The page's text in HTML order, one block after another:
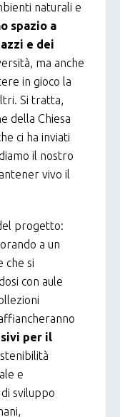
naturali e
spazio a
e dei
ma anche
in gioco la
Si tratta,
della Chiesa
ci ha inviati
il nostro
vivo il
progetto:
a un
che si
con aule
per il
e
sviluppo